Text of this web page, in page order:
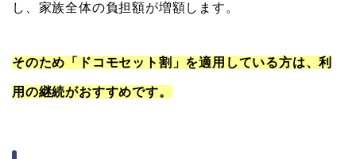
し、家族全体の負担額が増額します。
そのため「ドコモセット割」を適用している方は、利
用の継続がおすすめです。